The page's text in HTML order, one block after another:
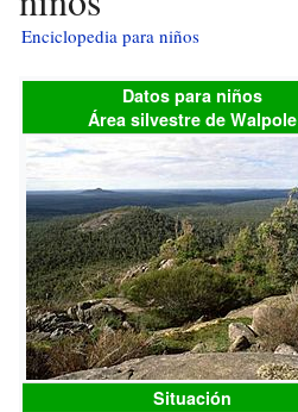
Enciclopedia para niños
Datos para niños
Área silvestre de Walpole
Situación